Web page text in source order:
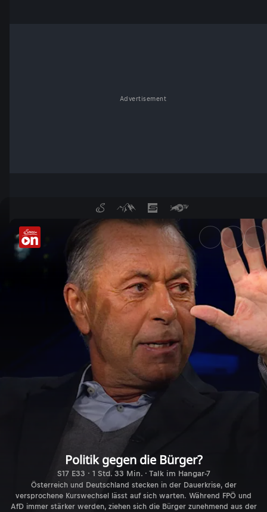
Advertisement
Macht, Moral,
Politik gegen die Bürger?
S17 E33 · 1 Std. 33 Min. · Talk im Hangar-7
Österreich und Deutschland stecken in der Dauerkrise, der
versprochene Kurswechsel lässt auf sich warten. Während FPÖ und
AfD immer stärker werden, ziehen sich die Bürger zunehmend aus der